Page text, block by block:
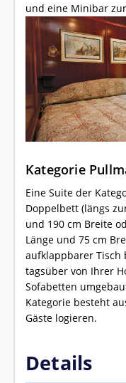
und eine Minibar
Kategorie
Eine Suite der
Doppelbett (längs
und 190 cm Breite
Länge und 75 cm
aufklappbarer Tisch
tagsüber von Ihrer
Sofabetten
Kategorie besteht
Gäste logieren.
Details